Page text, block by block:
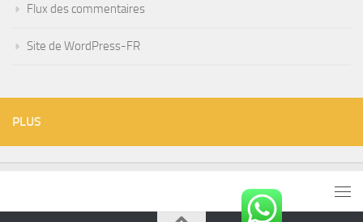
Flux des commentaires
Site de WordPress-FR
PLUS